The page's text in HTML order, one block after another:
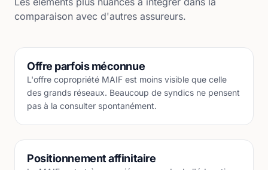
comparaison avec d'autres assureurs.
Offre parfois méconnue
L'offre copropriété MAIF est moins visible que celle
des grands réseaux. Beaucoup de syndics ne pensent
pas à la consulter spontanément.
Positionnement affinitaire